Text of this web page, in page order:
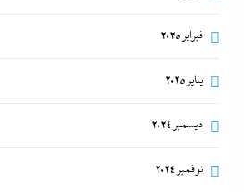
فبراير 2025
يناير 2025
ديسمبر 2024
نوفمبر 2024